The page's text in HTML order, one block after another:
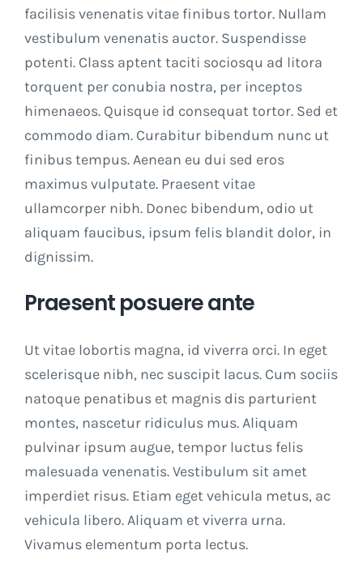
facilisis venenatis vitae finibus tortor. Nullam
vestibulum venenatis auctor. Suspendisse
potenti. Class aptent taciti sociosqu ad litora
torquent per conubia nostra, per inceptos
himenaeos. Quisque id consequat tortor. Sed et
commodo diam. Curabitur bibendum nunc ut
finibus tempus. Aenean eu dui sed eros
maximus vulputate. Praesent vitae
ullamcorper nibh. Donec bibendum, odio ut
aliquam faucibus, ipsum felis blandit dolor, in
dignissim.
Praesent posuere ante
Ut vitae lobortis magna, id viverra orci. In eget
scelerisque nibh, nec suscipit lacus. Cum sociis
natoque penatibus et magnis dis parturient
montes, nascetur ridiculus mus. Aliquam
pulvinar ipsum augue, tempor luctus felis
malesuada venenatis. Vestibulum sit amet
imperdiet risus. Etiam eget vehicula metus, ac
vehicula libero. Aliquam et viverra urna.
Vivamus elementum porta lectus.